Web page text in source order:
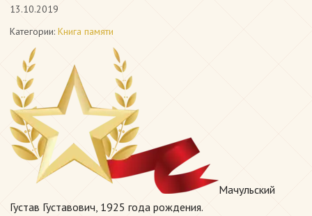
13.10.2019
Категории: Книга памяти
Мачульский
Густав Густавович, 1925 года рождения.